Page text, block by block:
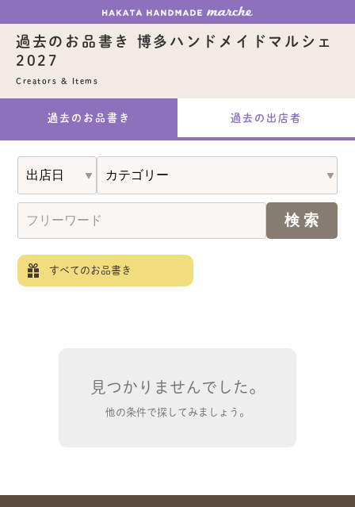
過去のお品書き 博多ハンドメイドマルシェ
2027
Creators & Items
過去のお品書き 過去の出店者
すべてのお品書き
見つかりませんでした。
他の条件で探してみましょう。